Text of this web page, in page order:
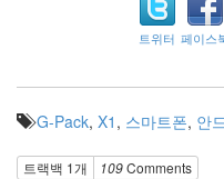
트위터 페이스
G-Pack, X1 , 스마트폰, 안
트랙백 1개 109Comments
오
쿠
니